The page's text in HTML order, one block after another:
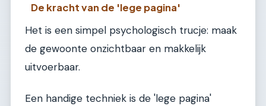
De kracht van de 'lege pagina'
Het is een simpel psychologisch trucje: maak
de gewoonte onzichtbaar en makkelijk
uitvoerbaar.
Een handige techniek is de 'lege pagina'